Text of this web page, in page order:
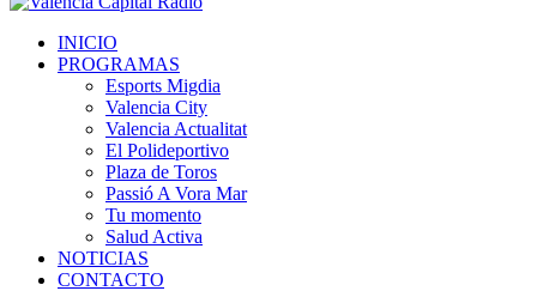
INICIO
PROGRAMAS
Esports Migdia
Valencia City
Valencia Actualitat
El Polideportivo
Plaza de Toros
Passió A Vora Mar
Tu momento
Salud Activa
NOTICIAS
CONTACTO